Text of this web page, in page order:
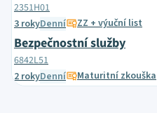
2351H01
3 rokyDenní ZZ + výuční list
Bezpečnostní služby
6842L51
2 rokyDenní Maturitní zkouška